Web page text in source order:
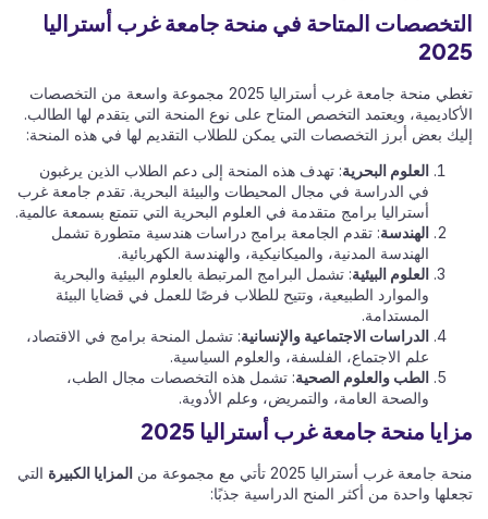
التخصصات المتاحة في منحة جامعة غرب أستراليا
2025
تغطي منحة جامعة غرب أستراليا 2025 مجموعة واسعة من التخصصات
الأكاديمية، ويعتمد التخصص المتاح على نوع المنحة التي يتقدم لها الطالب.
إليك بعض أبرز التخصصات التي يمكن للطلاب التقديم لها في هذه المنحة:
العلوم البحرية: تهدف هذه المنحة إلى دعم الطلاب الذين يرغبون
في الدراسة في مجال المحيطات والبيئة البحرية. تقدم جامعة غرب
أستراليا برامج متقدمة في العلوم البحرية التي تتمتع بسمعة عالمية.
الهندسة: تقدم الجامعة برامج دراسات هندسية متطورة تشمل
الهندسة المدنية، والميكانيكية، والهندسة الكهربائية.
العلوم البيئية: تشمل البرامج المرتبطة بالعلوم البيئية والبحرية
والموارد الطبيعية، وتتيح للطلاب فرصًا للعمل في قضايا البيئة
المستدامة.
الدراسات الاجتماعية والإنسانية: تشمل المنحة برامج في الاقتصاد،
علم الاجتماع، الفلسفة، والعلوم السياسية.
الطب والعلوم الصحية: تشمل هذه التخصصات مجال الطب،
والصحة العامة، والتمريض، وعلم الأدوية.
مزايا منحة جامعة غرب أستراليا 2025
منحة جامعة غرب أستراليا 2025 تأتي مع مجموعة من المزايا الكبيرة التي
تجعلها واحدة من أكثر المنح الدراسية جذبًا: